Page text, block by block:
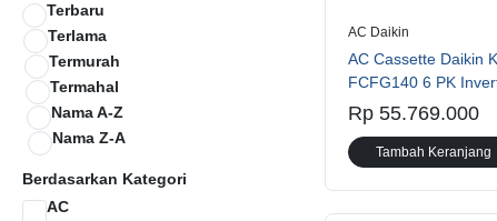
Terbaru
Terlama
Termurah
Termahal
Nama A-Z
Nama Z-A
Berdasarkan Kategori
AC
AC Daikin
AC Cassette Daikin
FCFG140 6 PK
Rp 55.769.000
Tambah Keranjang